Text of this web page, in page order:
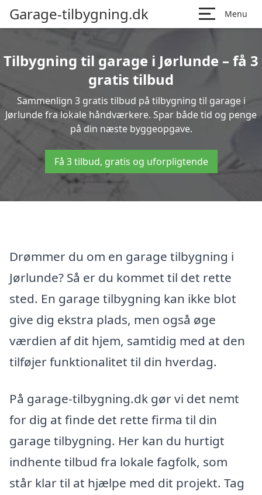
Garage-tilbygning.dk Menu
Tilbygning til garage i Jørlunde – få 3
gratis tilbud
Sammenlign 3 gratis tilbud på tilbygning til garage i
Jørlunde fra lokale håndværkere. Spar både tid og penge
på din næste byggeopgave.
Få 3 tilbud, gratis og uforpligtende
Drømmer du om en garage tilbygning i
Jørlunde? Så er du kommet til det rette
sted. En garage tilbygning kan ikke blot
give dig ekstra plads, men også øge
værdien af dit hjem, samtidig med at den
tilføjer funktionalitet til din hverdag.
På garage-tilbygning.dk gør vi det nemt
for dig at finde det rette firma til din
garage tilbygning. Her kan du hurtigt
indhente tilbud fra lokale fagfolk, som
står klar til at hjælpe med dit projekt. Tag